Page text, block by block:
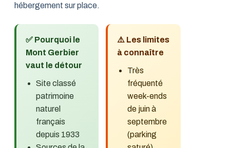
hébergement sur place.
✅ Pourquoi le
Mont Gerbier
vaut le détour
Site classé
patrimoine
naturel
français
depuis 1933
⚠️ Les limites
à connaître
Très
fréquenté
week-ends
de juin à
septembre
(parking